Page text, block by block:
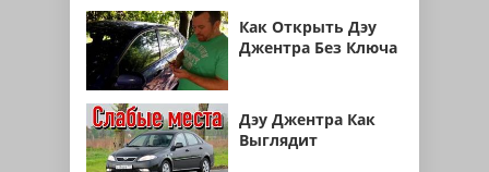
Как Открыть Дэу
Джентра Без Ключа
Дэу Джентра Как
Выглядит